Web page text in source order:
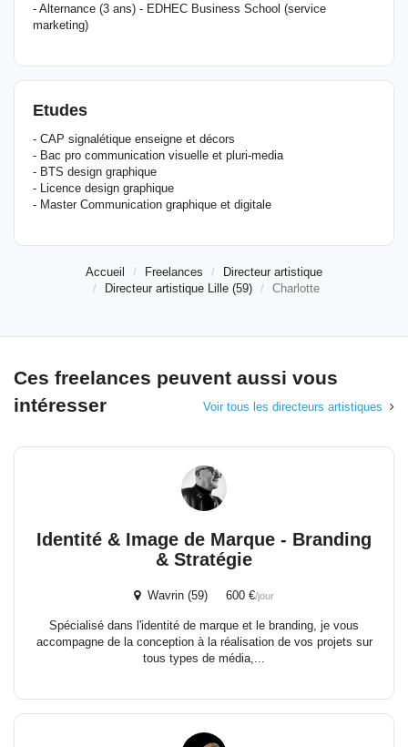
- Alternance (3 ans) - EDHEC Business School (service
marketing)
Etudes
- CAP signalétique enseigne et décors
- Bac pro communication visuelle et pluri-media
- BTS design graphique
- Licence design graphique
- Master Communication graphique et digitale
Accueil Freelances
Directeur artistique
Directeur artistique Lille (59)
Charlotte
Ces freelances peuvent aussi vous
intéresser
Voir tous les directeurs artistiques
Identité & Image de Marque - Branding
& Stratégie
Wavrin (59) 600 €/jour
Spécialisé dans l'identité de marque et le branding, je vous
accompagne de la conception à la réalisation de vos projets sur
tous types de média,...